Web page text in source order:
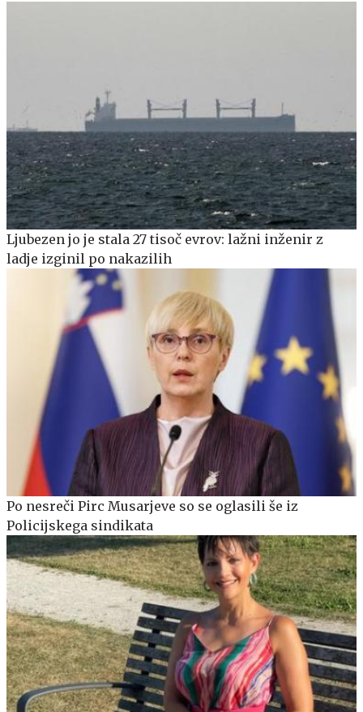
Ljubezen jo je stala 27 tisoč evrov: lažni inženir z
ladje izginil po nakazilih
Po nesreči Pirc Musarjeve so se oglasili še iz
Policijskega sindikata